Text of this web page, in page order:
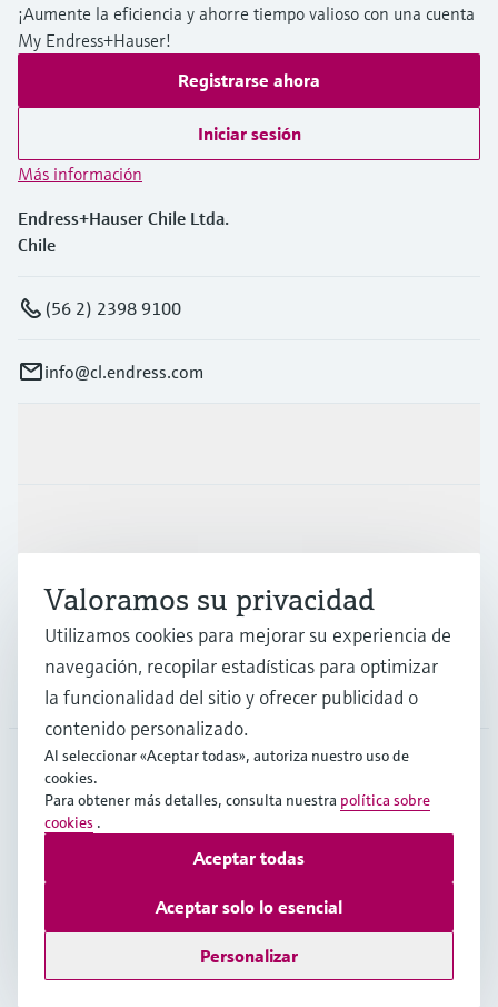
¡Aumente la eficiencia y ahorre tiempo valioso con una cuenta
My Endress+Hauser!
Registrarse ahora
Iniciar sesión
Más información
Endress+Hauser Chile Ltda.
Chile
(56 2) 2398 9100
info@cl.endress.com
Soporte
Compañía
CHL•Español
Copyright © Endress+Hauser Group Services AG
Términos de usoProtección de datos
Términos y Condiciones Generales
Valoramos su privacidad
Utilizamos cookies para mejorar su experiencia de
navegación, recopilar estadísticas para optimizar
la funcionalidad del sitio y ofrecer publicidad o
contenido personalizado.
Al seleccionar «Aceptar todas», autoriza nuestro uso de
cookies.
Para obtener más detalles, consulta nuestra política sobre
cookies .
Personalizar
Aceptar solo lo esencial
Aceptar todas